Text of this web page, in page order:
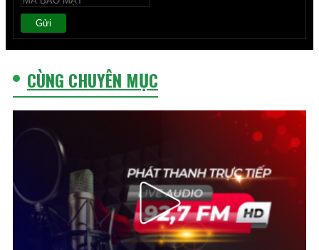
Gửi
CÙNG CHUYÊN MỤC